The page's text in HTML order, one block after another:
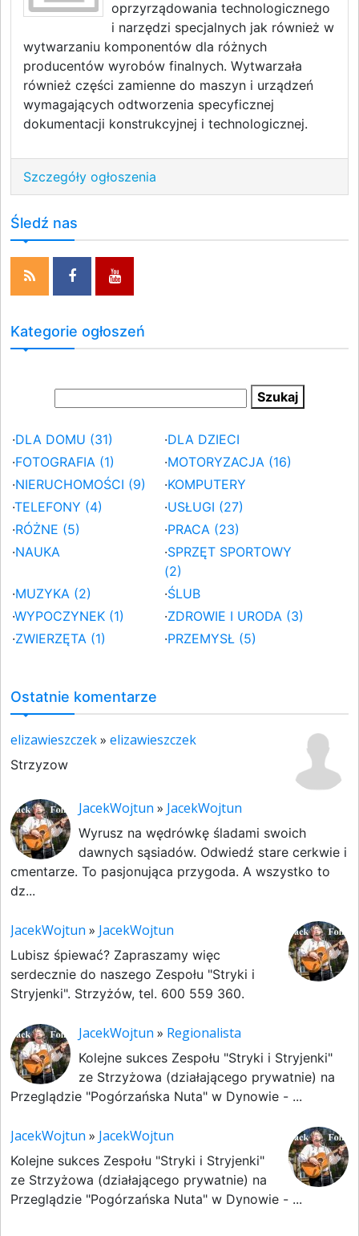
oprzyrządowania technologicznego
i narzędzi specjalnych jak również w
wytwarzaniu komponentów dla różnych
producentów wyrobów finalnych. Wytwarzała
również części zamienne do maszyn i urządzeń
wymagających odtworzenia specyficznej
dokumentacji konstrukcyjnej i technologicznej.
Szczegóły ogłoszenia
Śledź nas
Kategorie ogłoszeń
·DLA DOMU (31) ·DLA DZIECI
·FOTOGRAFIA (1) ·MOTORYZACJA (16)
·NIERUCHOMOŚCI (9) ·KOMPUTERY
·TELEFONY (4) ·USŁUGI (27)
·RÓŻNE (5) ·PRACA (23)
·NAUKA ·SPRZĘT SPORTOWY
(2)
·MUZYKA (2) ·ŚLUB
·WYPOCZYNEK (1) ·ZDROWIE I URODA (3)
·ZWIERZĘTA (1) ·PRZEMYSŁ (5)
Ostatnie komentarze
elizawieszczek» elizawieszczek
Strzyzow
JacekWojtun » JacekWojtun
Wyrusz na wędrówkę śladami swoich
dawnych sąsiadów. Odwiedź stare cerkwie i
cmentarze. To pasjonująca przygoda. A wszystko to
dz...
JacekWojtun » JacekWojtun
Lubisz śpiewać? Zapraszamy więc
serdecznie do naszego Zespołu "Stryki i
Stryjenki". Strzyżów, tel. 600 559 360.
JacekWojtun » Regionalista
Kolejne sukces Zespołu "Stryki i Stryjenki"
ze Strzyżowa (działającego prywatnie) na
Przeglądzie "Pogórzańska Nuta" w Dynowie - ...
JacekWojtun » JacekWojtun
Kolejne sukces Zespołu "Stryki i Stryjenki"
ze Strzyżowa (działającego prywatnie) na
Przeglądzie "Pogórzańska Nuta" w Dynowie - ...